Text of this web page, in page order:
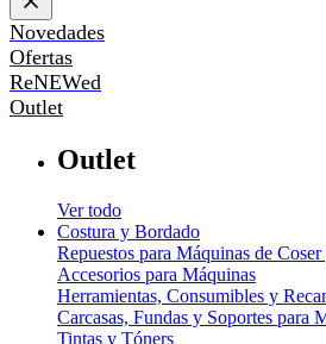
Novedades
Ofertas
ReNEWed
Outlet
Outlet
Ver todo
Costura y Bordado
Repuestos para Máquinas de
Accesorios para Máquinas
Herramientas, Consumibles y
Carcasas, Fundas y Soportes para
Tintas y Tóners